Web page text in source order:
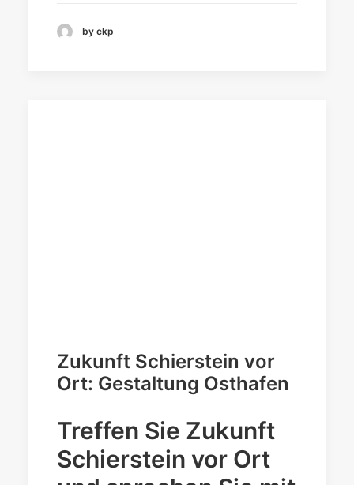
by ckp
Zukunft Schierstein vor
Ort: Gestaltung Osthafen
Treffen Sie Zukunft
Schierstein vor Ort